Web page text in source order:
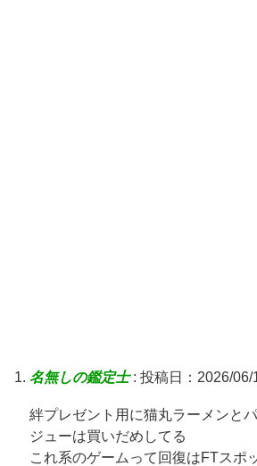
名無しの鑑定士: 投稿日：2026/06/
絆プレゼント用に猫丸ラーメンと
ジューは買いだめしてる
これ系のゲームって回復はFTスポ